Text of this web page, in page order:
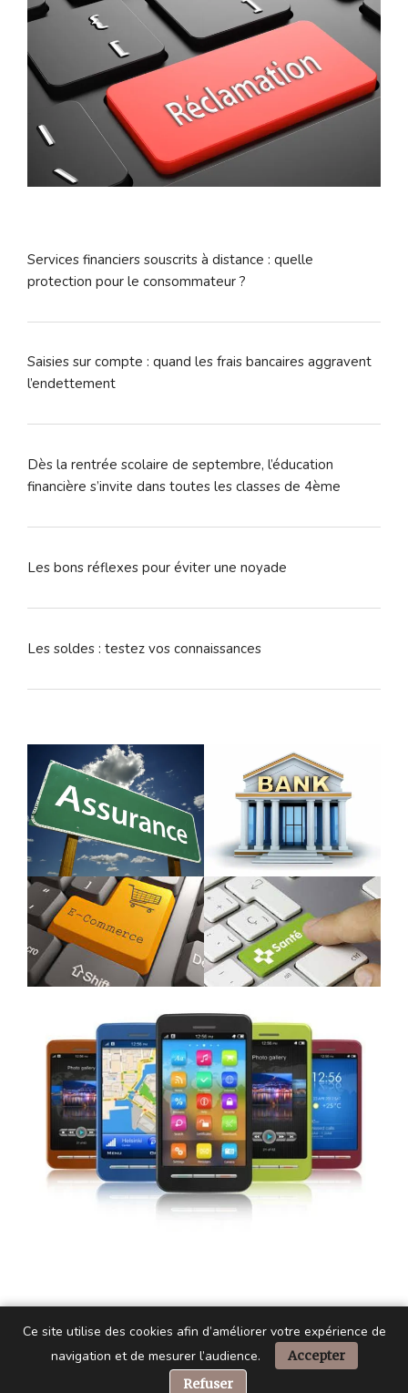
Services financiers souscrits à distance : quelle
protection pour le consommateur ?
Saisies sur compte : quand les frais bancaires aggravent
l’endettement
Dès la rentrée scolaire de septembre, l’éducation
financière s’invite dans toutes les classes de 4ème
Les bons réflexes pour éviter une noyade
Les soldes : testez vos connaissances
Ce site utilise des cookies afin d’améliorer votre expérience de
navigation et de mesurer l’audience.
Accepter
Refuser